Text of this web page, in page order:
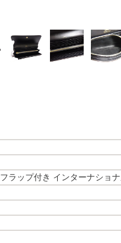
ラップ付き インターナショ